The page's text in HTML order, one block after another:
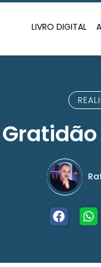
LIVRO DIGITAL